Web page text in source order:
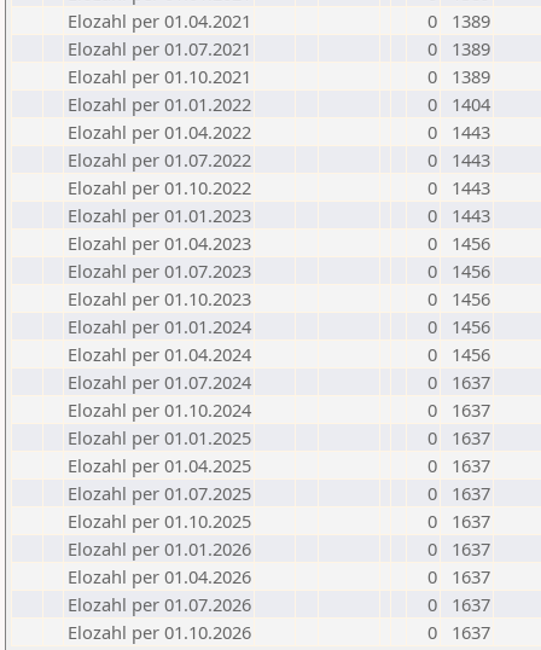
Elozahl per 01.04.2021
0
1389
Elozahl per 01.07.2021
0
1389
Elozahl per 01.10.2021
0
1389
Elozahl per 01.01.2022
0
1404
Elozahl per 01.04.2022
0
1443
Elozahl per 01.07.2022
0
1443
Elozahl per 01.10.2022
0
1443
Elozahl per 01.01.2023
0
1443
Elozahl per 01.04.2023
0
1456
Elozahl per 01.07.2023
0
1456
Elozahl per 01.10.2023
0
1456
Elozahl per 01.01.2024
0
1456
Elozahl per 01.04.2024
0
1456
Elozahl per 01.07.2024
0
1637
Elozahl per 01.10.2024
0
1637
Elozahl per 01.01.2025
0
1637
Elozahl per 01.04.2025
0
1637
Elozahl per 01.07.2025
0
1637
Elozahl per 01.10.2025
0
1637
Elozahl per 01.01.2026
0
1637
Elozahl per 01.04.2026
0
1637
Elozahl per 01.07.2026
0
1637
Elozahl per 01.10.2026
0 1637